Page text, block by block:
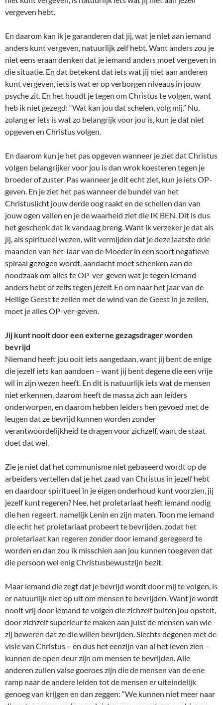
vergeven hebt.
En daarom kan ik je garanderen dat jij, wat je niet aan iemand
anders kunt vergeven, natuurlijk zelf hebt. Want anders zou je
niet eens eraan denken dat je iemand anders moet vergeven in
die situatie. En dat betekent dat iets wat jij niet aan anderen
kunt vergeven, iets is wat er op verborgen niveaus in jouw
psyche zit. En het houdt je tegen om Christus te volgen, want
heb ik niet gezegd: “Wat kan jou dat schelen, volg mij.” Nu,
zolang er iets is wat zo belangrijk voor jou is, kun je dat niet
opgeven en Christus volgen.
En daarom kun je het pas opgeven wanneer je ziet dat Christus
volgen belangrijker voor jou is dan wrok koesteren tegen je
broeder of zuster. Pas wanneer je dit echt ziet, kun je iets OP-
geven. En je ziet het pas wanneer de bundel van het
Christuslicht jouw derde oog raakt en de schellen dan van
jouw ogen vallen en je de waarheid ziet die IK BEN. Dit is dus
het geschenk dat ik vandaag breng. Want ik verzeker je dat als
jij, als spiritueel wezen, wilt vermijden dat je deze laatste drie
maanden van het Jaar van de Moeder in een soort negatieve
spiraal gezogen wordt, aandacht moet schenken aan de
noodzaak om alles te OP-ver-geven wat je tegen iemand
anders hebt of zelfs tegen jezelf. En om naar het jaar van de
Heilige Geest te zeilen met de wind van de Geest in je zeilen,
moet je alles OP-ver-geven.
Jij kunt nooit door een externe gezagsdrager worden
bevrijd
Niemand heeft jou ooit iets aangedaan, want jij bent de enige
die jezelf iets kan aandoen – want jij bent degene die een vrije
wil in zijn wezen heeft. En dit is natuurlijk iets wat de mensen
niet erkennen, daarom heeft de massa zich aan leiders
onderworpen, en daarom hebben leiders hen gevoed met de
leugen dat ze bevrijd kunnen worden zonder
verantwoordelijkheid te dragen voor zichzelf, want de staat
doet dat wel.
Zie je niet dat het communisme niet gebaseerd wordt op de
arbeiders vertellen dat je het zaad van Christus in jezelf hebt
en daardoor spiritueel in je eigen onderhoud kunt voorzien, jij
jezelf kunt regeren? Nee, het proletariaat heeft iemand nodig
die hen regeert, namelijk Lenin en zijn maten. Toon me iemand
die echt het proletariaat probeert te bevrijden, zodat het
proletariaat kan regeren zonder door iemand geregeerd te
worden en dan zou ik misschien aan jou kunnen toegeven dat
die persoon wel enig Christusbewustzijn bezit.
Maar iemand die zegt dat je bevrijd wordt door mij te volgen, is
er natuurlijk niet op uit om mensen te bevrijden. Want je wordt
nooit vrij door iemand te volgen die zichzelf buiten jou opstelt,
door zichzelf superieur te maken aan juist de mensen van wie
zij beweren dat ze die willen bevrijden. Slechts degenen met de
visie van Christus – en dus het eenzijn van al het leven zien –
kunnen de open deur zijn om mensen te bevrijden. Alle
anderen zullen valse goeroes zijn die de mensen van de ene
ramp naar de andere leiden tot de mensen er uiteindelijk
genoeg van krijgen en dan zeggen: “We kunnen niet meer naar